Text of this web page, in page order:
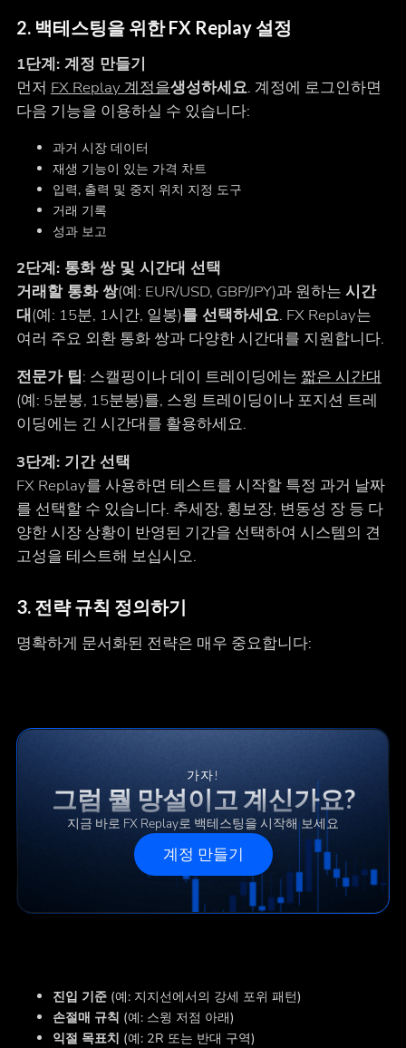
2. 백테스팅을 위한 FX Replay 설정
1단계: 계정 만들기
먼저 FX Replay 계정을생성하세요. 계정에 로그인하면
다음 기능을 이용하실 수 있습니다:
과거 시장 데이터
재생 기능이 있는 가격 차트
입력, 출력 및 중지 위치 지정 도구
거래 기록
성과 보고
2단계: 통화 쌍 및 시간대 선택
거래할 통화 쌍(예: EUR/USD, GBP/JPY)과 원하는 시간
대(예: 15분, 1시간, 일봉)를 선택하세요. FX Replay는
여러 주요 외환 통화 쌍과 다양한 시간대를 지원합니다.
전문가 팁: 스캘핑이나 데이 트레이딩에는 짧은 시간대
(예: 5분봉, 15분봉)를, 스윙 트레이딩이나 포지션 트레
이딩에는 긴 시간대를 활용하세요.
3단계: 기간 선택
FX Replay를 사용하면 테스트를 시작할 특정 과거 날짜
를 선택할 수 있습니다. 추세장, 횡보장, 변동성 장 등 다
양한 시장 상황이 반영된 기간을 선택하여 시스템의 견
고성을 테스트해 보십시오.
3. 전략 규칙 정의하기
명확하게 문서화된 전략은 매우 중요합니다:
가자!
그럼 뭘 망설이고 계신가요?
지금 바로 FX Replay로 백테스팅을 시작해 보세요
계정 만들기
진입 기준(예: 지지선에서의 강세 포위 패턴)
손절매 규칙 (예: 스윙 저점 아래)
익절 목표치 (예: 2R 또는 반대 구역)